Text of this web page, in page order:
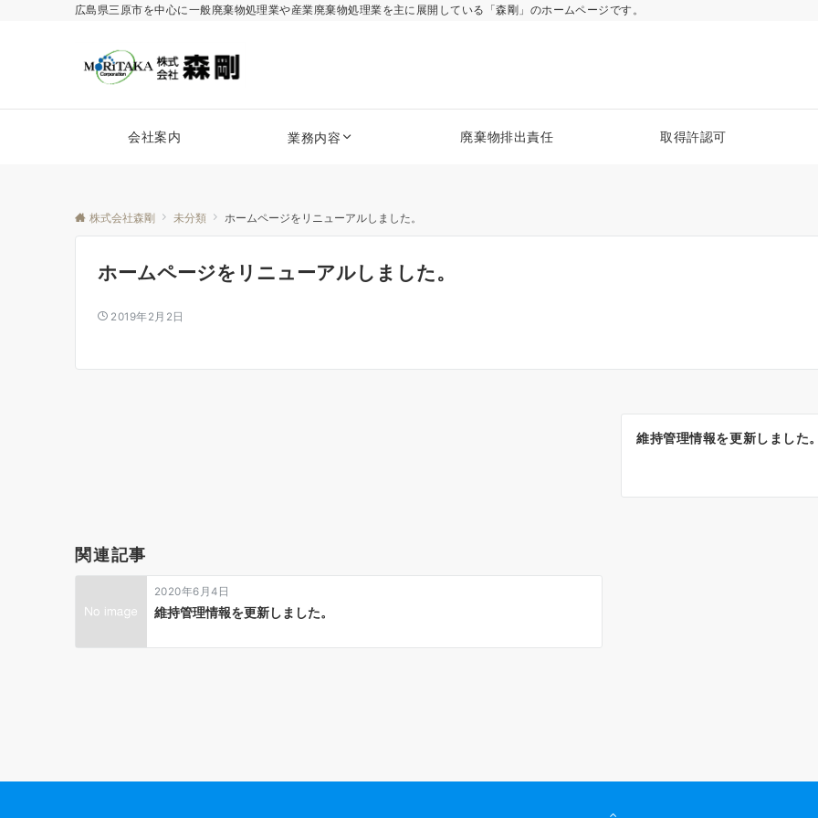
広島県三原市を中心に一般廃棄物処理業や産業廃棄物処理業を主に展開している「森剛」のホームページです。
会社案内 業務内容 廃棄物排出責任 取得許認可
株式会社森剛 未分類 ホームページをリニューアルしました。
ホームページをリニューアルしました。
2019年2月2日
ゲ
ー
シ
ョ
維持管理情報を更新しました
関連記事
2020年6月4日
維持管理情報を更新しました。